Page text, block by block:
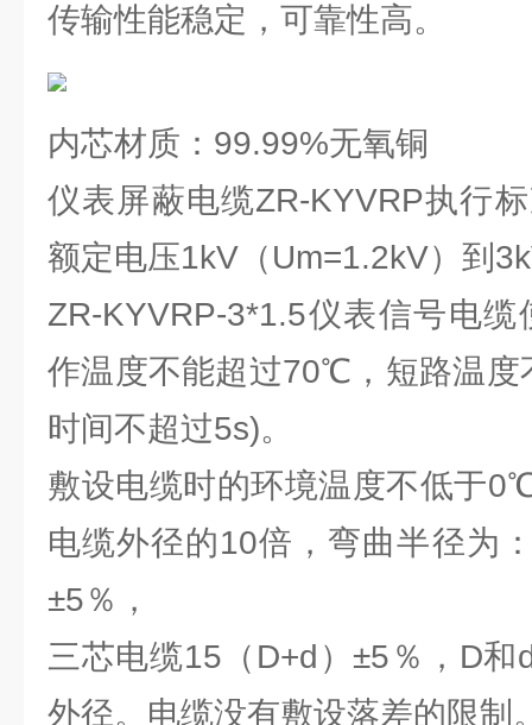
传输性能稳定，可靠性高。
内芯材质：99.99%无氧铜
仪表屏蔽电缆ZR-KYVRP执行
额定电压1kV（Um=1.2kV）到
ZR-KYVRP-3*1.5仪表信号电
作温度不能超过70℃，短路温
时间不超过5s)。
敷设电缆时的环境温度不低于
电缆外径的10倍，弯曲半径为
±5％，
三芯电缆15（D+d）±5％，D
外径。电缆没有敷设落差的限制